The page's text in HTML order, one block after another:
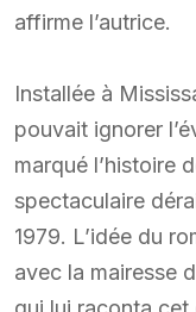
affirme l’autrice.
Installée à
pouvait ignorer
marqué l’histoire
spectaculaire
1979. L’idée du
avec la mairesse